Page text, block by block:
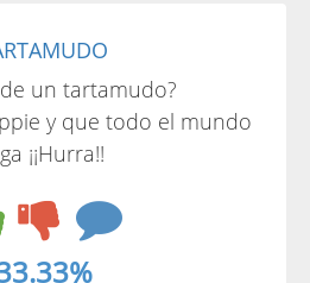
un tartamudo?
y que todo el mundo
¡¡Hurra!!